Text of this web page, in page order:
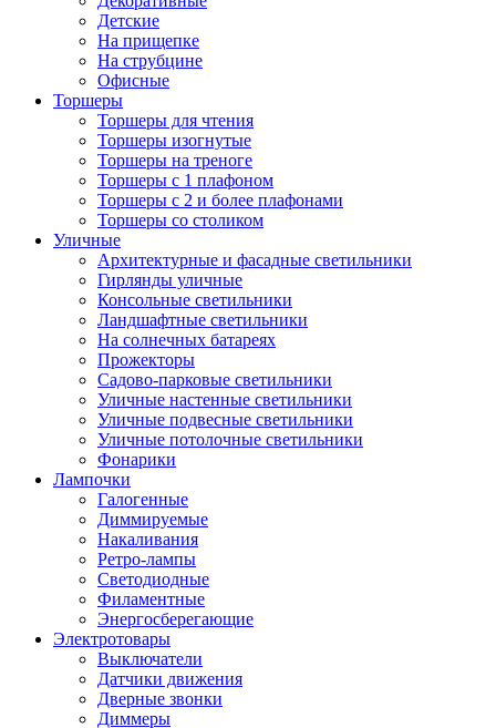
Детские
На прищепке
На струбцине
Офисные
Торшеры
Торшеры для чтения
Торшеры изогнутые
Торшеры на треноге
Торшеры с 1 плафоном
Торшеры с 2 и более плафонами
Торшеры со столиком
Уличные
Архитектурные и фасадные светильники
Гирлянды уличные
Консольные светильники
Ландшафтные светильники
На солнечных батареях
Прожекторы
Садово-парковые светильники
Уличные настенные светильники
Уличные подвесные светильники
Уличные потолочные светильники
Фонарики
Лампочки
Галогенные
Диммируемые
Накаливания
Ретро-лампы
Светодиодные
Филаментные
Энергосберегающие
Электротовары
Выключатели
Датчики движения
Дверные звонки
Диммеры